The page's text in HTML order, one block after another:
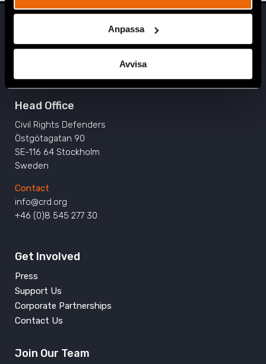
Anpassa
Avvisa
Head Office
Civil Rights Defenders
Östgötagatan 90
SE-116 64 Stockholm
Sweden
Contact
info@crd.org
+46 (0)8 545 277 30
Get Involved
Press
Support Us
Corporate Partnerships
Contact Us
Join Our Team